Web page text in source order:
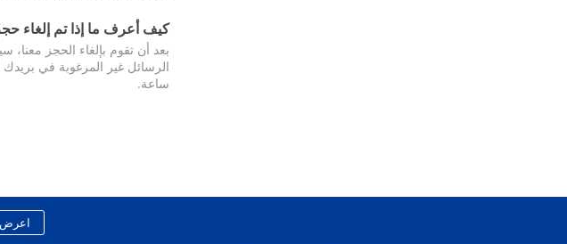
كيف أعرف ما إذا تم إلغاء
بعد أن تقوم بإلغاء الحجز
ساعة.
اعرض